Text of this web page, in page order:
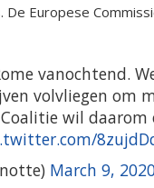
De Europese
vanochtend.
volvliegen om
wil
March 9,